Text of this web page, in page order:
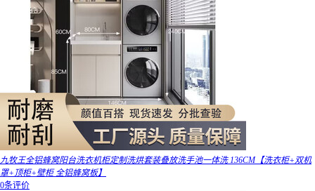
九牧王全铝蜂窝阳台洗衣机柜定制洗烘套装叠放洗手池一体洗 136CM【洗衣柜+双机
罩+顶柜+壁柜 全铝蜂窝板】
0条评价